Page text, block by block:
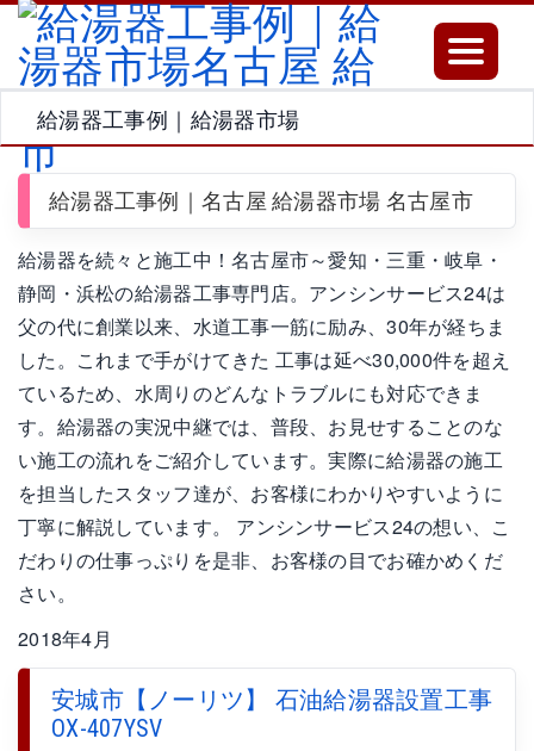
Toggle
給湯器工事例｜給湯器市場
給湯器工事例｜名古屋 給湯器市場 名古屋市
給湯器を続々と施工中！名古屋市～愛知・三重・岐阜・
静岡・浜松の給湯器工事専門店。アンシンサービス24は
父の代に創業以来、水道工事一筋に励み、30年が経ちま
した。これまで手がけてきた 工事は延べ30,000件を超え
ているため、水周りのどんなトラブルにも対応できま
す。給湯器の実況中継では、普段、お見せすることのな
い施工の流れをご紹介しています。実際に給湯器の施工
を担当したスタッフ達が、お客様にわかりやすいように
丁寧に解説しています。 アンシンサービス24の想い、こ
だわりの仕事っぷりを是非、お客様の目でお確かめくだ
さい。
2018年4月
安城市【ノーリツ】 石油給湯器設置工事
OX-407YSV